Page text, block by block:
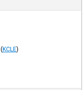
(KCLE)